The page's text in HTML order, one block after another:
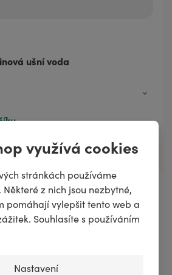
využívá cookies
stránkách používáme
Některé z nich jsou nezbytné,
pomáhají vylepšit tento web a
Souhlasíte s používáním
Nastavení
ušní voda